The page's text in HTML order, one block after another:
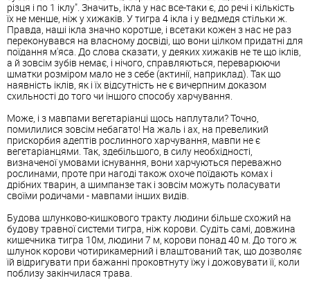
різця і по 1 іклу". Значить, ікла у нас все-таки є, до речі і кількість
їх не менше, ніж у хижаків. У тигра 4 ікла і у ведмедя стільки ж.
Правда, наші ікла значно коротше, і всетаки кожен з нас не раз
переконувався на власному досвіді, що вони цілком придатні для
поїдання м'яса. До слова сказати, у деяких хижаків не те що іклів,
а й зовсім зубів немає, і нічого, справляються, переварюючи
шматки розміром мало не з себе (актинії, наприклад). Так що
наявність іклів, як і їх відсутність не є вичерпним доказом
схильності до того чи іншого способу харчування.
Може, і з мавпами вегетаріанці щось наплутали? Точно,
помилилися зовсім небагато! На жаль і ах, на превеликий
прискорбия адептів рослинного харчування, мавпи не є
вегетаріанцями. Так, здебільшого, в силу необхідності,
визначеної умовами існування, вони харчуються переважно
рослинами, проте при нагоді також охоче поїдають комах і
дрібних тварин, а шимпанзе так і зовсім можуть поласувати
своїми родичами - мавпами інших видів.
Будова шлунково-кишкового тракту людини більше схожий на
будову травної системи тигра, ніж корови. Судіть самі, довжина
кишечника тигра 10м, людини 7 м, корови понад 40 м. До того ж
шлунок корови чотирикамерний і влаштований так, що дозволяє
їй відригувати при бажанні проковтнуту їжу і дожовувати її, коли
поблизу закінчилася трава.